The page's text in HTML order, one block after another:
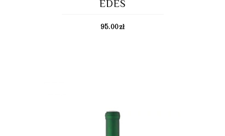
EDES
95.00zł